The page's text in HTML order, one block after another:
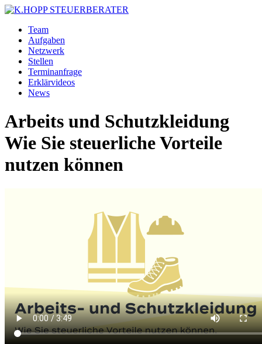
Team
Aufgaben
Netzwerk
Stellen
Terminanfrage
Erklärvideos
News
Arbeits und Schutzkleidung
Wie Sie steuerliche Vorteile
nutzen können